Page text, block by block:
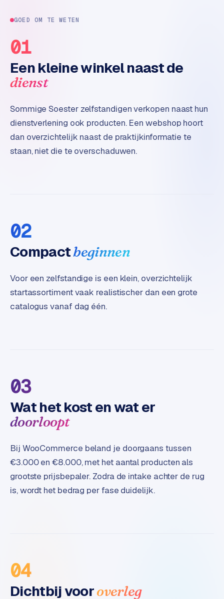
e
i
e
u
r
n
d
u
t
B
2
B
e
t
a
t
i
s
t
r
e
GOED OM TE WETEN
01
Een kleine winkel naast de
dienst
Sommige Soester zelfstandigen verkopen naast hun
dienstverlening ook producten. Een webshop hoort
dan overzichtelijk naast de praktijkinformatie te
staan, niet die te overschaduwen.
02
Compactbeginnen
Voor een zelfstandige is een klein, overzichtelijk
startassortiment vaak realistischer dan een grote
catalogus vanaf dag één.
03
Wat het kost en wat er
doorloopt
Bij WooCommerce beland je doorgaans tussen
€3.000 en €8.000, met het aantal producten als
grootste prijsbepaler. Zodra de intake achter de rug
is, wordt het bedrag per fase duidelijk.
04
Dichtbij vooroverleg